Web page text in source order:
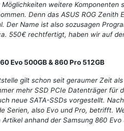
weitere
Denn das ASUS ROG
Der Name ist also sozusagen
550€ rechtfertigt, haben wir auf
Evo 500GB & 860 Pro 512GB
gilt schon seit geraumer Zeit
mehr SSD PCIe Datenträger
neue SATA-SSDs vorgestellt.
Serien, also Evo und Pro, betrifft.
anhand der Samsung 860 Evo